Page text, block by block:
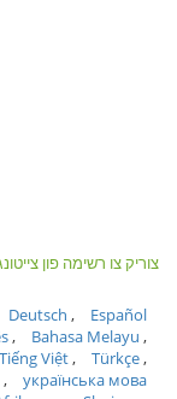
צוריק צו רשימה פון
Deutsch
Español
Bahasa Melayu
Tiếng Việt
Türkçe
українська мова